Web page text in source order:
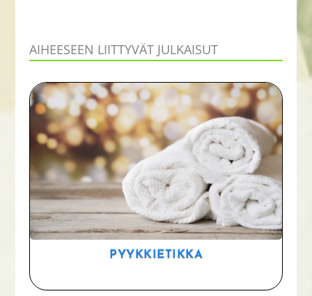
AIHEESEEN LIITTYVÄT JULKAISUT
PYYKKIETIKKA